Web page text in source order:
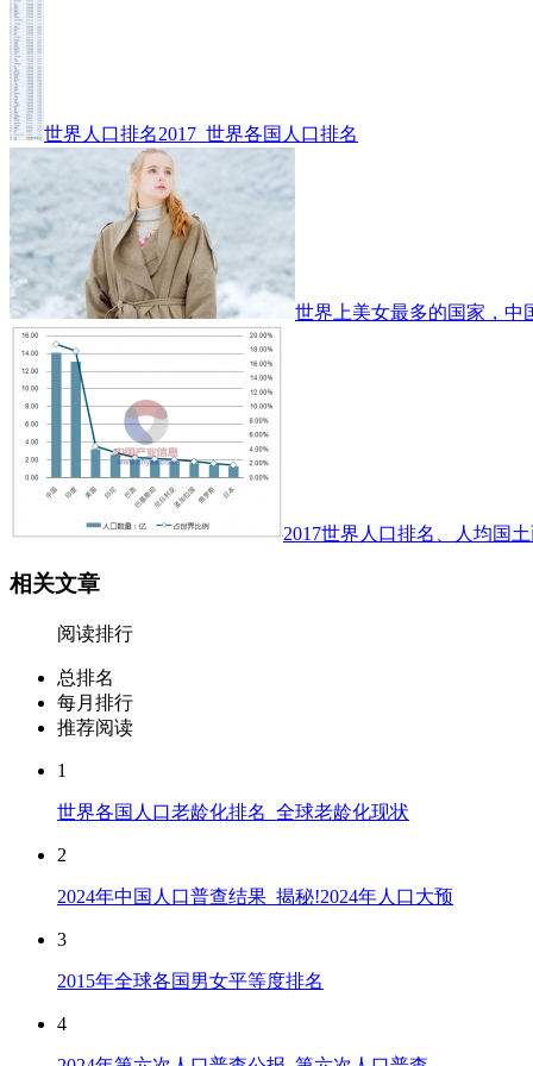
世界人口排名2017_世界各国人口排名
世界上美女最多的国家，中
2017世界人口排名、人均国
相关文章
阅读排行
总排名
每月排行
推荐阅读
1
世界各国人口老龄化排名_全球老龄化现状
2
2024年中国人口普查结果_揭秘!2024年人口大预
3
2015年全球各国男女平等度排名
4